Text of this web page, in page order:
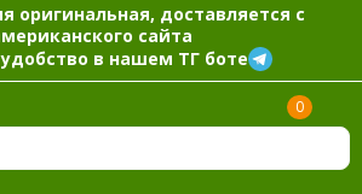
оригинальная, доставляется с
сайта
в нашем ТГ боте
0